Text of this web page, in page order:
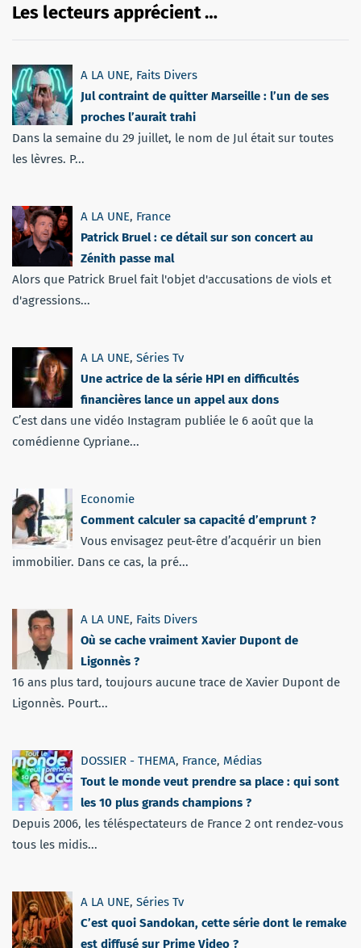
Les lecteurs apprécient …
A LA UNE, Faits Divers
Jul contraint de quitter Marseille : l’un de ses
proches l’aurait trahi
Dans la semaine du 29 juillet, le nom de Jul était sur toutes
les lèvres. P...
A LA UNE, France
Patrick Bruel : ce détail sur son concert au
Zénith passe mal
Alors que Patrick Bruel fait l'objet d'accusations de viols et
d'agressions...
A LA UNE, Séries Tv
Une actrice de la série HPI en difficultés
financières lance un appel aux dons
C’est dans une vidéo Instagram publiée le 6 août que la
comédienne Cypriane...
Economie
Comment calculer sa capacité d’emprunt ?
Vous envisagez peut-être d’acquérir un bien
immobilier. Dans ce cas, la pré...
A LA UNE, Faits Divers
Où se cache vraiment Xavier Dupont de
Ligonnès ?
16 ans plus tard, toujours aucune trace de Xavier Dupont de
Ligonnès. Pourt...
DOSSIER - THEMA, France, Médias
Tout le monde veut prendre sa place : qui sont
les 10 plus grands champions ?
Depuis 2006, les téléspectateurs de France 2 ont rendez-vous
tous les midis...
A LA UNE, Séries Tv
C’est quoi Sandokan, cette série dont le remake
est diffusé sur Prime Video ?